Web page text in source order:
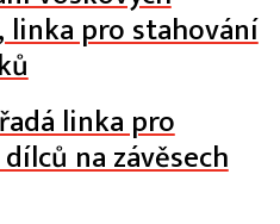
linka pro stahování
linka pro
na závěsech